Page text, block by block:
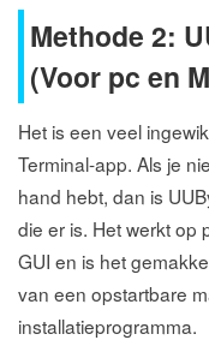
Methode 2:
(Voor pc en
Het is een veel
Terminal-app. Als je
hand hebt, dan is
die er is. Het werkt op
GUI en is het
van een opstartbare
installatieprogramma.